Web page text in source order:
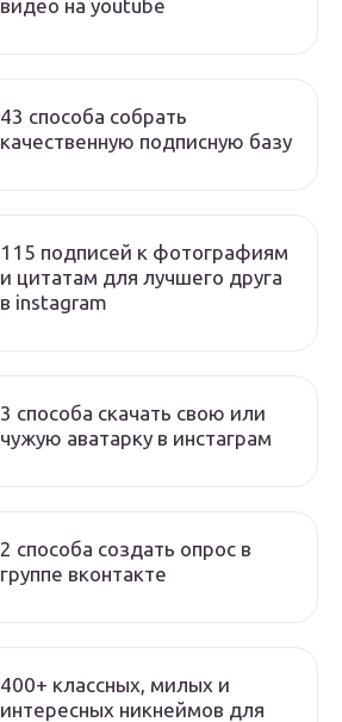
видео на youtube
43 способа собрать
качественную подписную базу
115 подписей к фотографиям
и цитатам для лучшего друга
в instagram
3 способа скачать свою или
чужую аватарку в инстаграм
2 способа создать опрос в
группе вконтакте
400+ классных, милых и
интересных никнеймов для